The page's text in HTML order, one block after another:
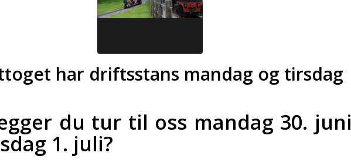
har driftsstans mandag og tirsdag
du tur til oss mandag 30. juni
1. juli?